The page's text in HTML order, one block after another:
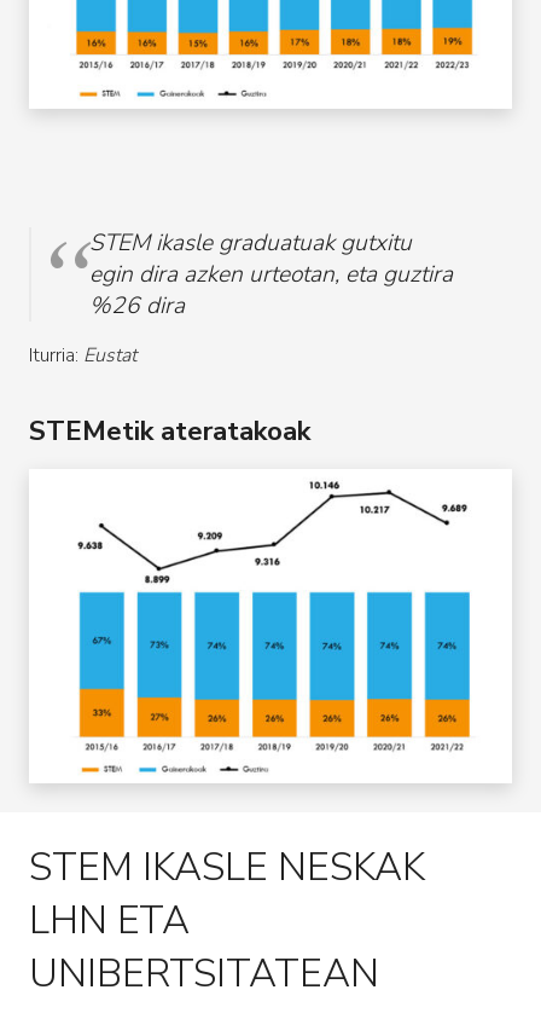
STEM ikasle graduatuak gutxitu
egin dira azken urteotan, eta guztira
%26 dira
Iturria: Eustat
STEMetik ateratakoak
STEM IKASLE NESKAK
LHN ETA
UNIBERTSITATEAN